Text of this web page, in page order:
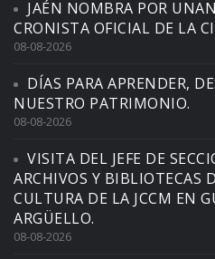
JAÉN NOMBRA POR
CRONISTA OFICIAL DE LA
08-08-2026
DÍAS PARA APRENDER,
NUESTRO PATRIMONIO.
08-08-2026
VISITA DEL JEFE DE
ARCHIVOS Y BIBLIOTECAS
CULTURA DE LA JCCM EN
ARGÜELLO.
08-08-2026